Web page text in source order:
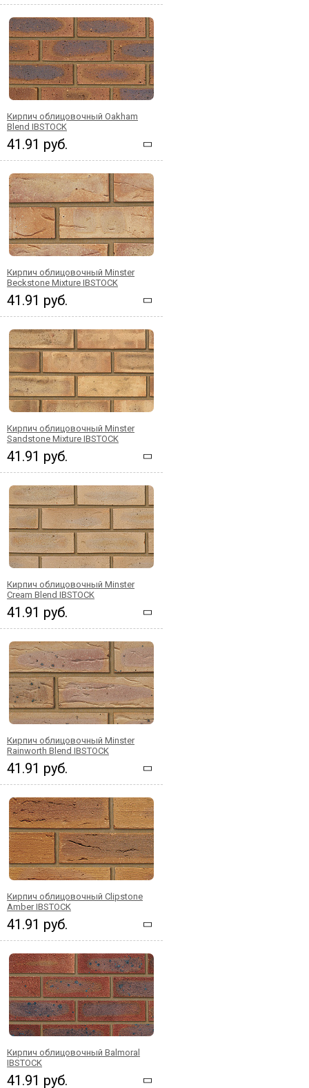
Кирпич облицовочный Oakham
Blend IBSTOCK
41.91 руб.
Кирпич облицовочный Minster
Beckstone Mixture IBSTOCK
41.91 руб.
Кирпич облицовочный Minster
Sandstone Mixture IBSTOCK
41.91 руб.
Кирпич облицовочный Minster
Cream Blend IBSTOCK
41.91 руб.
Кирпич облицовочный Minster
Rainworth Blend IBSTOCK
41.91 руб.
Кирпич облицовочный Clipstone
Amber IBSTOCK
41.91 руб.
Кирпич облицовочный Balmoral
IBSTOCK
41.91 руб.